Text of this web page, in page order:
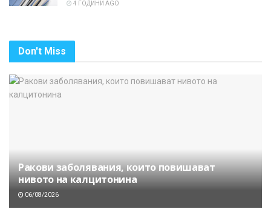
4 ГОДИНИ AGO
Don't Miss
Ракови заболявания, които повишават
нивото на калцитонина
06/08/2026